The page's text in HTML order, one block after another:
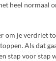
heel normaal
om je verdriet
Als dat
stap voor stap